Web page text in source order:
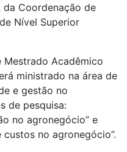
da Coordenação de
Nível Superior
Mestrado Acadêmico
ministrado na área de
e gestão no
de pesquisa:
no agronegócio” e
no agronegócio”.